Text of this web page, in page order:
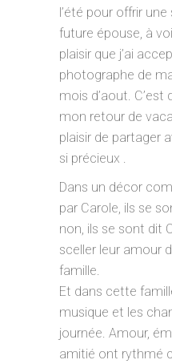
l’été pour offrir
future épouse, à
plaisir que j’ai
photographe de
mois d’aout.
mon retour de
plaisir de partager
si précieux .
Dans un décor
par Carole, ils se
non, ils se sont dit
sceller leur amour
famille.
Et dans cette
musique et les
journée. Amour,
amitié ont rythmé